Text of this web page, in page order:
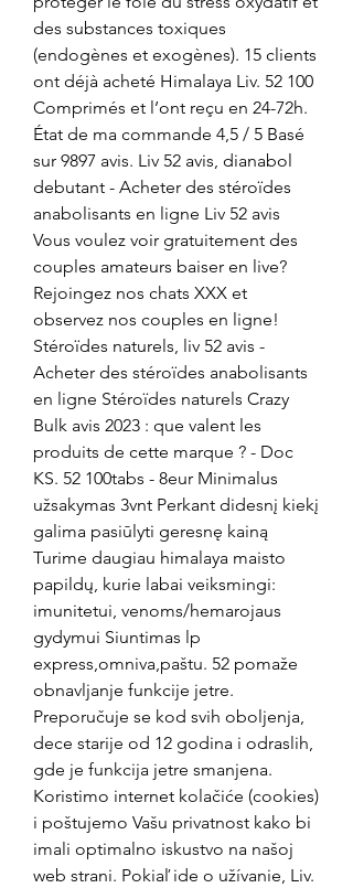
des substances toxiques
(endogènes et exogènes). 15 clients
ont déjà acheté Himalaya Liv. 52 100
Comprimés et l’ont reçu en 24-72h.
État de ma commande 4,5 / 5 Basé
sur 9897 avis. Liv 52 avis, dianabol
debutant - Acheter des stéroïdes
anabolisants en ligne Liv 52 avis
Vous voulez voir gratuitement des
couples amateurs baiser en live?
Rejoingez nos chats XXX et
observez nos couples en ligne!
Stéroïdes naturels, liv 52 avis -
Acheter des stéroïdes anabolisants
en ligne Stéroïdes naturels Crazy
Bulk avis 2023 : que valent les
produits de cette marque ? - Doc
KS. 52 100tabs - 8eur Minimalus
užsakymas 3vnt Perkant didesnį kiekį
galima pasiūlyti geresnę kainą
Turime daugiau himalaya maisto
papildų, kurie labai veiksmingi:
imunitetui, venoms/hemarojaus
gydymui Siuntimas lp
express,omniva,paštu. 52 pomaže
obnavljanje funkcije jetre.
Preporučuje se kod svih oboljenja,
dece starije od 12 godina i odraslih,
gde je funkcija jetre smanjena.
Koristimo internet kolačiće (cookies)
i poštujemo Vašu privatnost kako bi
imali optimalno iskustvo na našoj
web strani. Pokiaľ ide o užívanie, Liv.